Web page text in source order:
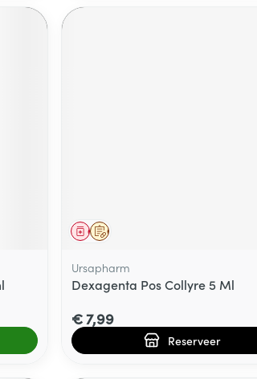
Op voorschrift
Geneesmiddel
Ursapharm
Dexagenta Pos Collyre 5 Ml
€ 7,99
Reserveer